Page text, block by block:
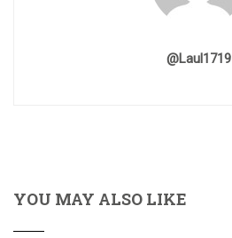
@laul1719
YOU MAY ALSO LIKE